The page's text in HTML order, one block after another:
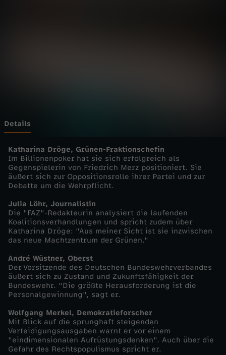
a
r
k
u
s
L
a
n
z
v
Details
Katharina Dröge, Grünen-Fraktionschefin
Im Billionenpoker hat sie sich erfolgreich als
Gegenspielerin von Friedrich Merz positioniert. Sie
äußert sich zur Oppositionsrolle ihrer Partei und zur
Debatte um die Wehrpflicht.
Julia Löhr, Journalistin
Die "FAZ"-Redakteurin analysiert die laufenden
Koalitionsverhandlungen und spricht zudem über
Katharina Dröge: "Aus meiner Sicht ist sie inzwischen
das neue Machtzentrum der Grünen."
André Wüstner, Oberst
Der Vorsitzende des Deutschen Bundeswehrverbandes
äußert sich zu Zustand und Zukunftsfähigkeit der
Bundeswehr. "Die größte Herausforderung ist die
Personalgewinnung", sagt er.
Wolfgang Merkel, Demokratieforscher
Mit Blick auf die sprunghaft steigenden
Verteidigungsausgaben warnt er vor einem
"eindimensionalen Aufrüstungsdenken". Auch über die
Gefahr des Rechtspopulismus spricht er.